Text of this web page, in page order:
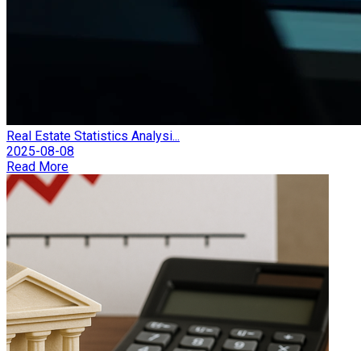
Real Estate Statistics Analysi...
2025-08-08
Read More